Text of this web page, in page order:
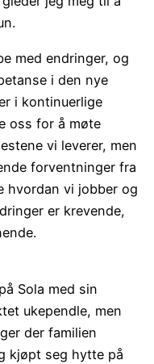
med endringer, og
i den nye
i kontinuerlige
oss for å møte
vi leverer, men
forventninger fra
hvordan vi jobber og
er krevende,
Sola med sin
ukependle, men
der familien
kjøpt seg hytte på